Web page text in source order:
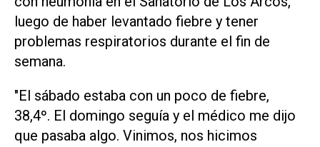
luego de haber levantado fiebre y tener
problemas respiratorios durante el fin de
semana.
"El sábado estaba con un poco de fiebre,
38,4º. El domingo seguía y el médico me dijo
que pasaba algo. Vinimos, nos hicimos